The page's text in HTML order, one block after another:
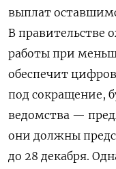
выплат
В правительстве
работы при
обеспечит
под сокращение,
ведомства —
они должны
до 28 декабря.